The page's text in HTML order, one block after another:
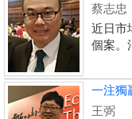
蔡志忠
近日市
個案。
一注獨
王弼